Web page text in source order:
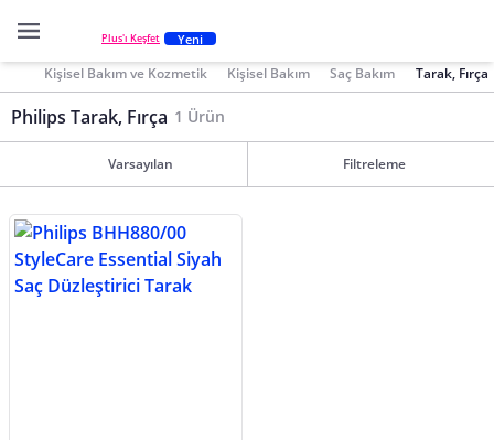
Plus'ı Keşfet Yeni
Kişisel Bakım ve Kozmetik Kişisel Bakım Saç Bakım Tarak, Fırça
Philips Tarak, Fırça 1 Ürün
Varsayılan Filtreleme